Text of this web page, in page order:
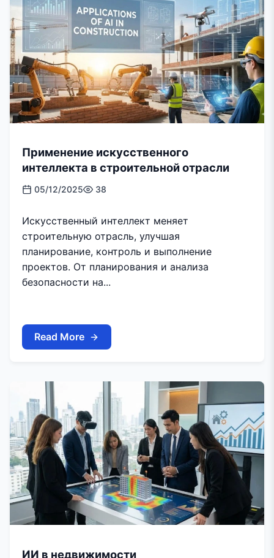
Применение искусственного
интеллекта в строительной отрасли
05/12/2025 38
Искусственный интеллект меняет
строительную отрасль, улучшая
планирование, контроль и выполнение
проектов. От планирования и анализа
безопасности на...
Read More
ИИ в недвижимости